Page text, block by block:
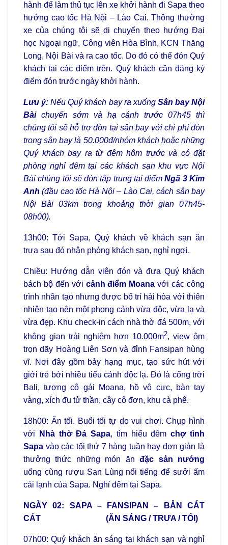
hành để làm thủ tục lên xe khởi hành đi Sapa theo
hướng cao tốc Hà Nội – Lào Cai. Thông thường
xe của chúng tôi sẽ di chuyển theo hướng Đại
học Ngoại ngữ, Công viên Hòa Bình, KCN Thăng
Long, Nội Bài và ra cao tốc. Do đó có thể đón Quý
khách tại các điểm trên. Quý khách cần đăng ký
điểm đón trước ngày khởi hành.
Lưu ý: Nếu Quý khách bay ra xuống Sân bay Nội
Bàichuyến sớm và hạ cánh trước 07h45 thì
chúng tôi sẽ hỗ trợ đón tại sân bay với chi phí đón
trong sân bay là 50.000đ/nhóm khách hoặc những
Quý khách bay ra từ đêm hôm trước và có đặt
phòng nghỉ đêm tại các khách sạn khu vực Nội
Bài chúng tôi sẽ đón tập trung tại điểmNgã 3 Kim
Anh (đầu cao tốc Hà Nội – Lào Cai, cách sân bay
Nội Bài 03km trong khoảng thời gian 07h45-
08h00).
13h00: Tới Sapa, Quý khách về khách sạn ăn
trưa sau đó nhận phòng khách sạn, nghỉ ngơi.
Chiều: Hướng dẫn viên đón và đưa Quý khách
bách bộ đến với cảnh điểm Moana với các công
trình nhân tạo nhưng được bố trí hài hòa với thiên
nhiên tạo nên một phong cảnh vừa độc, vừa lạ và
vừa đẹp. Khu check-in cách nhà thờ đá 500m, với
không gian trải nghiệm hơn 10.000m2, view ôm
trọn dãy Hoàng Liên Sơn và đỉnh Fansipan hùng
vĩ. Nơi đây gồm bảy hạng mục, tạo sức hút với
giới trẻ bởi nhiều tiểu cảnh độc lạ. Đó là cổng trời
Bali, tượng cô gái Moana, hồ vô cực, bàn tay
vàng, xích đu tử thần, cây cô đơn, khu cà phê.
18h00: Ăn tối. Buổi tối tự do vui chơi. Chụp hình
với
Nhà thờ Đá Sapa, tìm hiểu đêm chợ tình
Sapa vào các tối thứ 7 hàng tuần hay đơn giản là
thưởng thức những món ănđặc sản nướng
uống cùng rượu San Lùng nổi tiếng để sưởi ấm
cái lạnh của Sapa. Nghỉ đêm tại Sapa.
NGÀY 02: SAPA – FANSIPAN – BẢN CÁT
CÁT (ĂN SÁNG / TRƯA / TỐI)
07h00: Quý khách ăn sáng tại khách sạn và nghỉ